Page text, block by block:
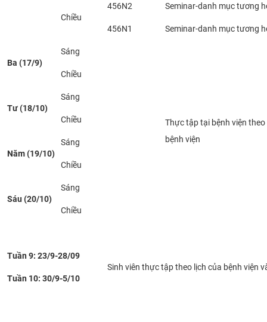
Chiều
456N2 Seminar-danh mục tương
456N1 Seminar-danh mục tương
Ba (17/9)
Sáng
Thực tập tại bệnh viện theo
bệnh viện
Chiều
Tư (18/10)
Sáng
Chiều
Năm (19/10)
Sáng
Chiều
Sáu (20/10)
Sáng
Chiều
Tuần 9: 23/9-28/09
Sinh viên thực tập theo lịch của bệnh viện
Tuần 10: 30/9-5/10